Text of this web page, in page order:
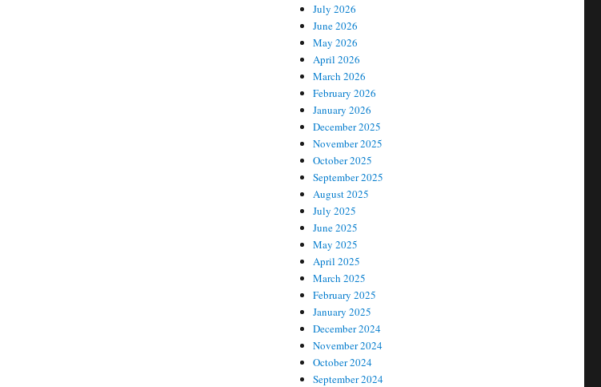
July 2026
June 2026
May 2026
April 2026
March 2026
February 2026
January 2026
December 2025
November 2025
October 2025
September 2025
August 2025
July 2025
June 2025
May 2025
April 2025
March 2025
February 2025
January 2025
December 2024
November 2024
October 2024
September 2024